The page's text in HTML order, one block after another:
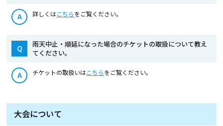
A 詳しくはこちらをご覧ください。
Q
雨天中止・順延になった場合のチケットの取扱について教え
てください。
A チケットの取扱いはこちらをご覧ください。
大会について